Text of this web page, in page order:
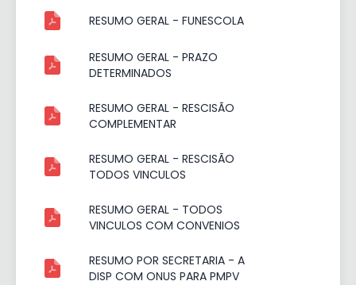
RESUMO GERAL - FUNESCOLA
RESUMO GERAL - PRAZO
DETERMINADOS
RESUMO GERAL - RESCISÃO
COMPLEMENTAR
RESUMO GERAL - RESCISÃO
TODOS VINCULOS
RESUMO GERAL - TODOS
VINCULOS COM CONVENIOS
RESUMO POR SECRETARIA - A
DISP COM ONUS PARA PMPV